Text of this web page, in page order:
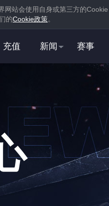
网站会使用自身或第三方的Cookie
的Cookie政策。
充值 新闻 赛事
注册 蒸汽平台
2
属